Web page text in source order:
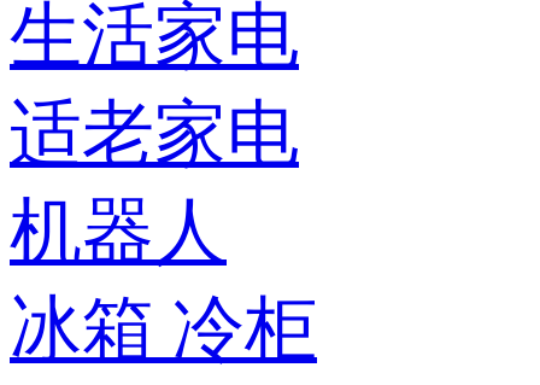
生活家电
适老家电
机器人
冰箱 冷柜